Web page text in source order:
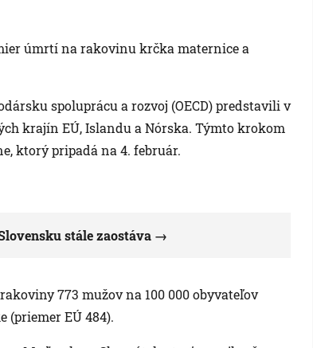
úmrtí na rakovinu krčka maternice a
spoluprácu a rozvoj (OECD) predstavili v
krajín EÚ, Islandu a Nórska. Týmto krokom
ktorý pripadá na 4. február.
stále zaostáva
773 mužov na 100 000 obyvateľov
(priemer EÚ 484).